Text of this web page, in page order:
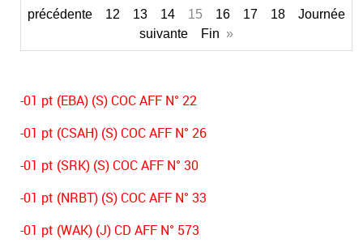
précédente
12 13 14 15 16 17 18
Journée
suivante
Fin »
-01 pt (EBA) (S) COC AFF N° 22
-01 pt (CSAH) (S) COC AFF N° 26
-01 pt (SRK) (S) COC AFF N° 30
-01 pt (NRBT) (S) COC AFF N° 33
-01 pt (WAK) (J) CD AFF N° 573